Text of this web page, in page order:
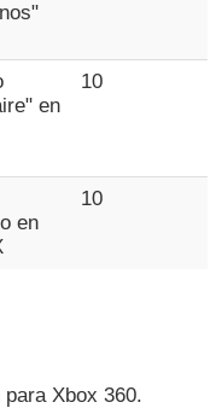
en
10
en
10
para Xbox 360.